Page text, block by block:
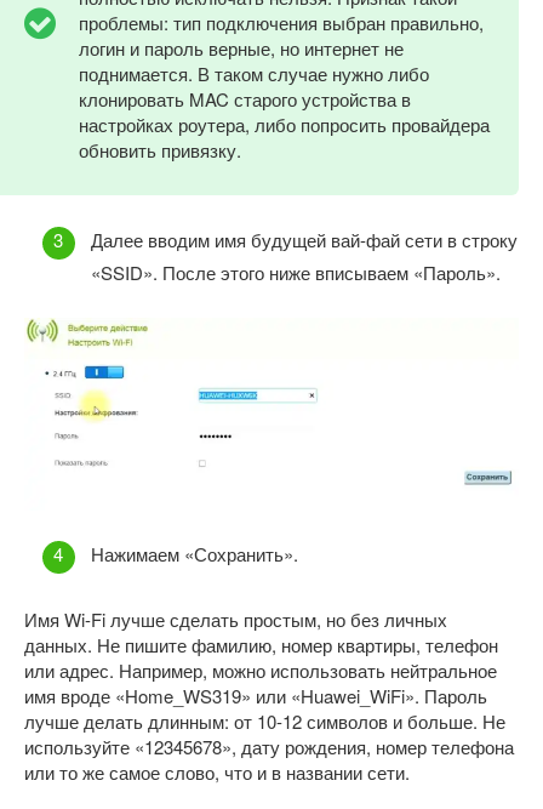
проблемы: тип подключения выбран правильно,
логин и пароль верные, но интернет не
поднимается. В таком случае нужно либо
клонировать MAC старого устройства в
настройках роутера, либо попросить провайдера
обновить привязку.
Далее вводим имя будущей вай-фай сети в строку
«SSID». После этого ниже вписываем «Пароль».
Нажимаем «Сохранить».
Имя Wi-Fi лучше сделать простым, но без личных
данных. Не пишите фамилию, номер квартиры, телефон
или адрес. Например, можно использовать нейтральное
имя вроде «Home_WS319» или «Huawei_WiFi». Пароль
лучше делать длинным: от 10-12 символов и больше. Не
используйте «12345678», дату рождения, номер телефона
или то же самое слово, что и в названии сети.